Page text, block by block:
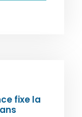
fixe la